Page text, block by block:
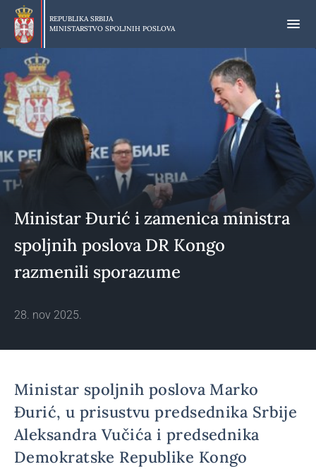
Preskoči
glavni
deo
sadržaja
REPUBLIKA SRBIJA
MINISTARSTVO SPOLJNIH POSLOVA
Ministar Đurić i zamenica ministra
spoljnih poslova DR Kongo
razmenili sporazume
28. nov 2025.
Ministar spoljnih poslova Marko
Đurić, u prisustvu predsednika Srbije
Aleksandra Vučića i predsednika
Demokratske Republike Kongo